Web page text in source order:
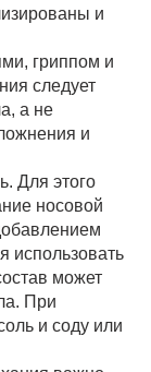
и
гриппом и
следует
а не
и
Для этого
носовой
использовать
может
При
и соду или